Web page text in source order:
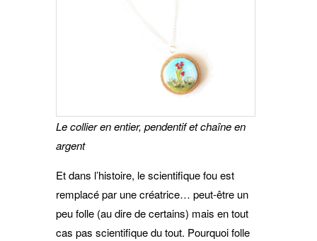
Le collier en entier, pendentif et chaîne en
argent
Et dans l’histoire, le scientifique fou est
remplacé par une créatrice… peut-être un
peu folle (au dire de certains) mais en tout
cas pas scientifique du tout. Pourquoi folle